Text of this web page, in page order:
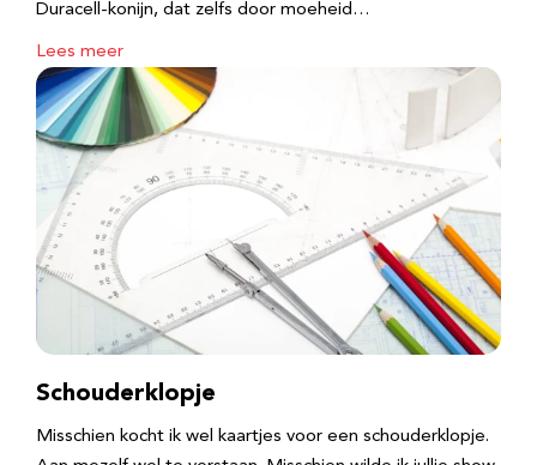
Duracell-konijn, dat zelfs door moeheid…
Lees meer
Schouderklopje
Misschien kocht ik wel kaartjes voor een schouderklopje.